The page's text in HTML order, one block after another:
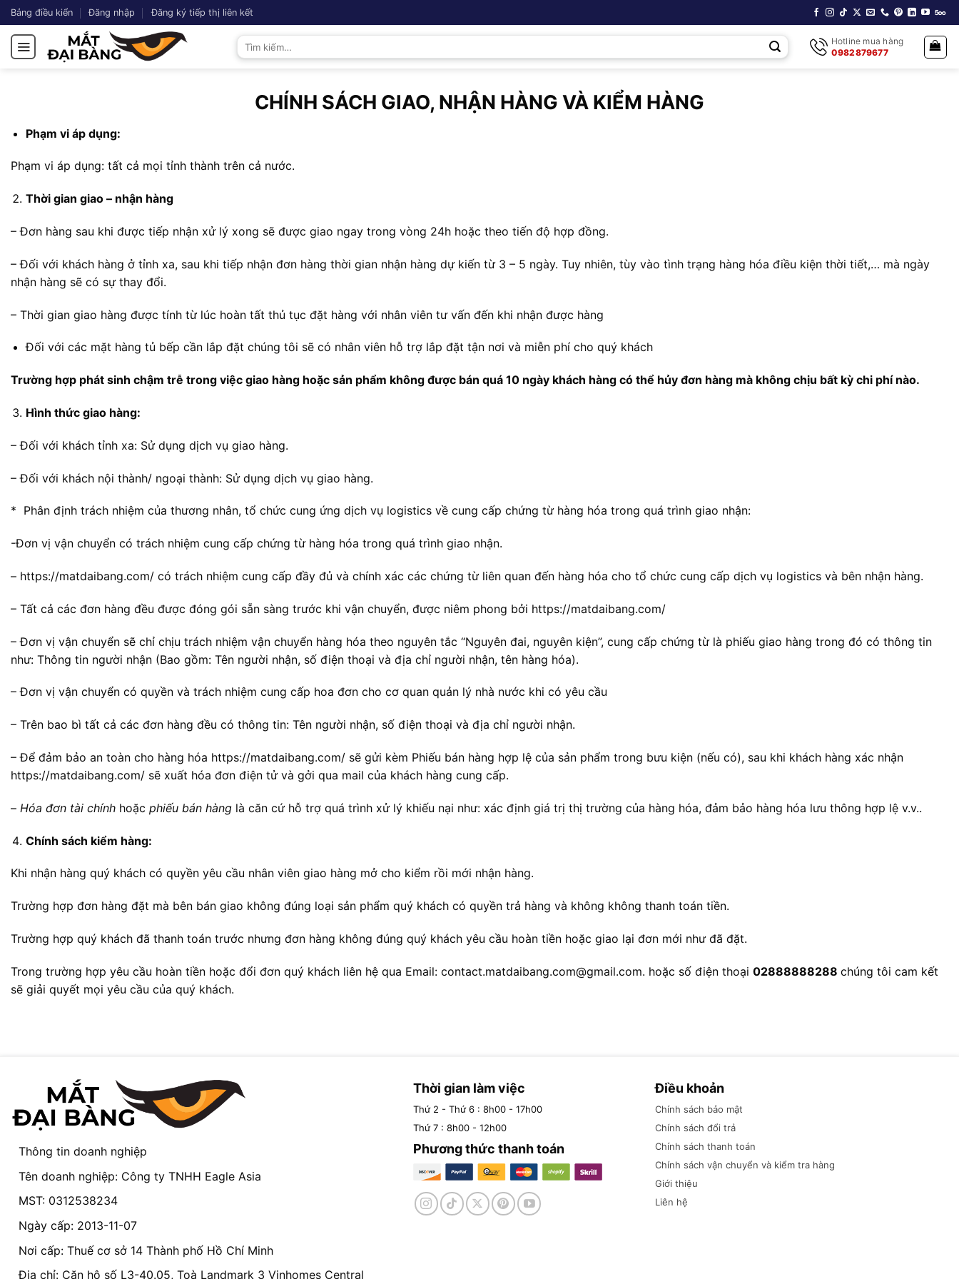
Chuyển
đến
dung
Bảng điều kiển Đăng nhập Đăng ký tiếp thị liên kết
Tìm
kiếm:
Hotline mua hàng
0982879677
CHÍNH SÁCH GIAO, NHẬN HÀNG VÀ KIỂM HÀNG
Phạm vi áp dụng:
Phạm vi áp dụng: tất cả mọi tỉnh thành trên cả nước.
Thời gian giao – nhận hàng
– Đơn hàng sau khi được tiếp nhận xử lý xong sẽ được giao ngay trong vòng 24h hoặc theo tiến độ hợp đồng.
– Đối với khách hàng ở tỉnh xa, sau khi tiếp nhận đơn hàng thời gian nhận hàng dự kiến từ 3 – 5 ngày. Tuy nhiên, tùy vào tình trạng hàng hóa điều kiện thời tiết,… mà ngày
nhận hàng sẽ có sự thay đổi.
– Thời gian giao hàng được tính từ lúc hoàn tất thủ tục đặt hàng với nhân viên tư vấn đến khi nhận được hàng
Đối với các mặt hàng tủ bếp cần lắp đặt chúng tôi sẽ có nhân viên hỗ trợ lắp đặt tận nơi và miễn phí cho quý khách
Trường hợp phát sinh chậm trễ trong việc giao hàng hoặc sản phẩm không được bán quá 10 ngày khách hàng có thể hủy đơn hàng mà không chịu bất kỳ chi phí nào.
Hình thức giao hàng:
– Đối với khách tỉnh xa: Sử dụng dịch vụ giao hàng.
– Đối với khách nội thành/ ngoại thành: Sử dụng dịch vụ giao hàng.
* Phân định trách nhiệm của thương nhân, tổ chức cung ứng dịch vụ logistics về cung cấp chứng từ hàng hóa trong quá trình giao nhận:
-Đơn vị vận chuyển có trách nhiệm cung cấp chứng từ hàng hóa trong quá trình giao nhận.
– https://matdaibang.com/ có trách nhiệm cung cấp đầy đủ và chính xác các chứng từ liên quan đến hàng hóa cho tổ chức cung cấp dịch vụ logistics và bên nhận hàng.
– Tất cả các đơn hàng đều được đóng gói sẵn sàng trước khi vận chuyển, được niêm phong bởi https://matdaibang.com/
– Đơn vị vận chuyển sẽ chỉ chịu trách nhiệm vận chuyển hàng hóa theo nguyên tắc “Nguyên đai, nguyên kiện”, cung cấp chứng từ là phiếu giao hàng trong đó có thông tin
như: Thông tin người nhận (Bao gồm: Tên người nhận, số điện thoại và địa chỉ người nhận, tên hàng hóa).
– Đơn vị vận chuyển có quyền và trách nhiệm cung cấp hoa đơn cho cơ quan quản lý nhà nước khi có yêu cầu
– Trên bao bì tất cả các đơn hàng đều có thông tin: Tên người nhận, số điện thoại và địa chỉ người nhận.
– Để đảm bảo an toàn cho hàng hóa https://matdaibang.com/ sẽ gửi kèm Phiếu bán hàng hợp lệ của sản phẩm trong bưu kiện (nếu có), sau khi khách hàng xác nhận
https://matdaibang.com/ sẽ xuất hóa đơn điện tử và gởi qua mail của khách hàng cung cấp.
– Hóa đơn tài chính hoặc phiếu bán hàng là căn cứ hỗ trợ quá trình xử lý khiếu nại như: xác định giá trị thị trường của hàng hóa, đảm bảo hàng hóa lưu thông hợp lệ v.v..
Chính sách kiểm hàng:
Khi nhận hàng quý khách có quyền yêu cầu nhân viên giao hàng mở cho kiểm rồi mới nhận hàng.
Trường hợp đơn hàng đặt mà bên bán giao không đúng loại sản phẩm quý khách có quyền trả hàng và không không thanh toán tiền.
Trường hợp quý khách đã thanh toán trước nhưng đơn hàng không đúng quý khách yêu cầu hoàn tiền hoặc giao lại đơn mới như đã đặt.
Trong trường hợp yêu cầu hoàn tiền hoặc đổi đơn quý khách liên hệ qua Email: contact.matdaibang.com@gmail.com. hoặc số điện thoại 02888888288 chúng tôi cam kết
sẽ giải quyết mọi yêu cầu của quý khách.
Thông tin doanh nghiệp
Tên doanh nghiệp: Công ty TNHH Eagle Asia
MST: 0312538234
Ngày cấp: 2013-11-07
Nơi cấp: Thuế cơ sở 14 Thành phố Hồ Chí Minh
Địa chỉ: Căn hộ số L3-40.05, Toà Landmark 3 Vinhomes Central
Thời gian làm việc
Thứ 2 - Thứ 6 : 8h00 - 17h00
Thứ 7 : 8h00 - 12h00
Phương thức thanh toán
Điều khoản
Chính sách bảo mật
Chính sách đổi trả
Chính sách thanh toán
Chính sách vận chuyển và kiểm tra hàng
Giới thiệu
Liên hệ